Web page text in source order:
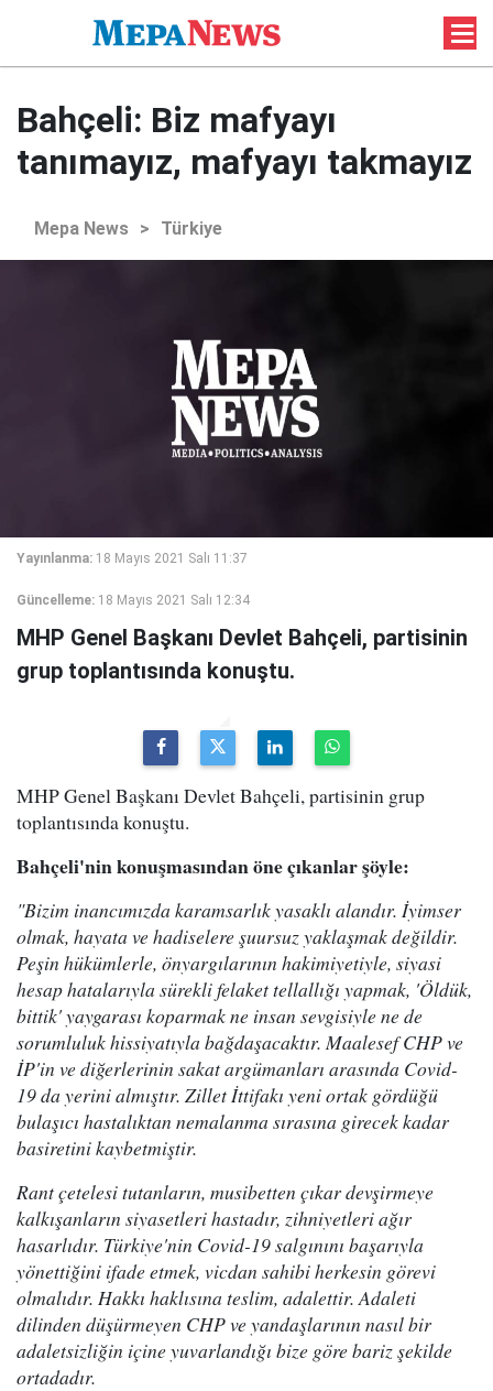
Bahçeli: Biz mafyayı
tanımayız, mafyayı takmayız
Mepa News > Türkiye
Yayınlanma: 18 Mayıs 2021 Salı 11:37
Güncelleme: 18 Mayıs 2021 Salı 12:34
MHP Genel Başkanı Devlet Bahçeli, partisinin
grup toplantısında konuştu.
MHP Genel Başkanı Devlet Bahçeli, partisinin grup
toplantısında konuştu.
Bahçeli'nin konuşmasından öne çıkanlar şöyle:
"Bizim inancımızda karamsarlık yasaklı alandır. İyimser
olmak, hayata ve hadiselere şuursuz yaklaşmak değildir.
Peşin hükümlerle, önyargılarının hakimiyetiyle, siyasi
hesap hatalarıyla sürekli felaket tellallığı yapmak, 'Öldük,
bittik' yaygarası koparmak ne insan sevgisiyle ne de
sorumluluk hissiyatıyla bağdaşacaktır. Maalesef CHP ve
İP'in ve diğerlerinin sakat argümanları arasında Covid-
19 da yerini almıştır. Zillet İttifakı yeni ortak gördüğü
bulaşıcı hastalıktan nemalanma sırasına girecek kadar
basiretini kaybetmiştir.
Rant çetelesi tutanların, musibetten çıkar devşirmeye
kalkışanların siyasetleri hastadır, zihniyetleri ağır
hasarlıdır. Türkiye'nin Covid-19 salgınını başarıyla
yönettiğini ifade etmek, vicdan sahibi herkesin görevi
olmalıdır. Hakkı haklısına teslim, adalettir. Adaleti
dilinden düşürmeyen CHP ve yandaşlarının nasıl bir
adaletsizliğin içine yuvarlandığı bize göre bariz şekilde
ortadadır.